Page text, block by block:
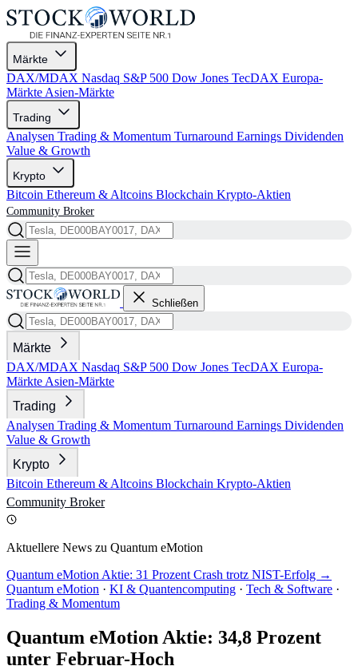
Märkte
DAX/MDAX Nasdaq S&P 500 Dow Jones TecDAX Europa-
Märkte Asien-Märkte
Trading
Analysen Trading & Momentum Turnaround Earnings Dividenden
Value & Growth
Krypto
Bitcoin Ethereum & Altcoins Blockchain Krypto-Aktien
Community Broker
Schließen
Märkte
DAX/MDAX Nasdaq S&P 500 Dow Jones TecDAX Europa-
Märkte Asien-Märkte
Trading
Analysen Trading & Momentum Turnaround Earnings Dividenden
Value & Growth
Krypto
Bitcoin Ethereum & Altcoins Blockchain Krypto-Aktien
Community Broker
Aktuellere News zu Quantum eMotion
Quantum eMotion Aktie: 31 Prozent Crash trotz NIST-Erfolg →
Quantum eMotion · KI & Quantencomputing · Tech & Software ·
Trading & Momentum
Quantum eMotion Aktie: 34,8 Prozent
unter Februar-Hoch